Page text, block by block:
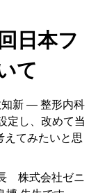
日本フ
て
知新 ― 整形内科
定し、改めて当
えてみたいと思
株式会社ゼニ